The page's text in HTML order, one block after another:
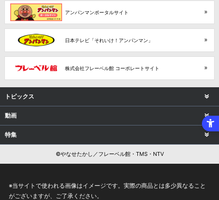
アンパンマンポータルサイト
日本テレビ「それいけ！アンパンマン」
株式会社フレーベル館 コーポレートサイト
トピックス
動画
特集
©やなせたかし／フレーベル館・TMS・NTV
※当サイトで使われる画像はイメージです。実際の商品とは多少異なること
がございますが、ご了承ください。